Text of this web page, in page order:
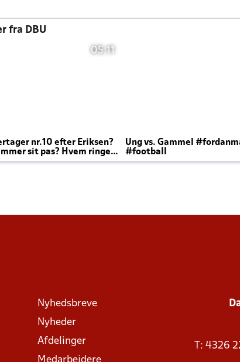
fra DBU
05:11
nr.10 efter Eriksen?
sit pas? Hvem ringer
til efter kampe?
Ung vs. Gammel
#football
Nyhedsbreve
Nyheder
Afdelinger
T: 4326